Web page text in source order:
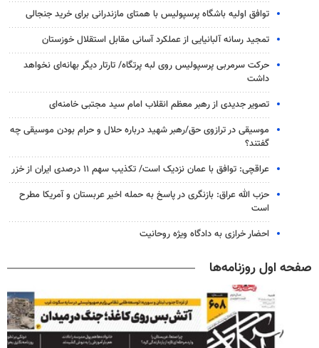
توافق اولیه باشگاه پرسپولیس با همتای مازندرانی برای خرید جنجالی
تمجید رسانه آلبانیایی از عملکرد آسانی مقابل استقلال خوزستان
حرکت سرمربی پرسپولیس روی لبه پرتگاه/ تارتار دیگر بهانه‌ای نخواهد
داشت
تصویر جدیدی از رهبر معظم انقلاب امام سید مجتبی خامنه‌ای
موسیقی در ترازوی حق/رهبر شهید درباره حلال و حرام بودن موسیقی چه
گفتند؟
عراقچی: توافق با عمان نزدیک است/ تکذیب سهم ۱۱ درصدی ایران از خزر
حزب الله عراق: بازنگری در پاسخ به حمله اخیر عربستان و آمریکا مطرح
است
احضار خرازی به دادگاه ویژه روحانیت
صفحه اول روزنامه‌ها